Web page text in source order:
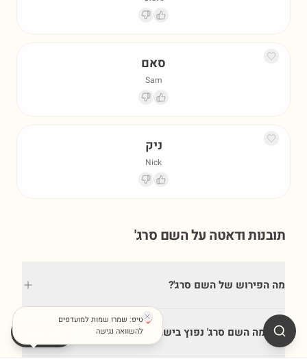
סאם
Sam
ניק
Nick
תובנות ודאטה על השם סרג'
מה הפירוש של השם סרג'?
עד כמה השם סרג' נפוץ בישראל?
טיפ: שמרו שמות למועדפים
להשוואה נגישה